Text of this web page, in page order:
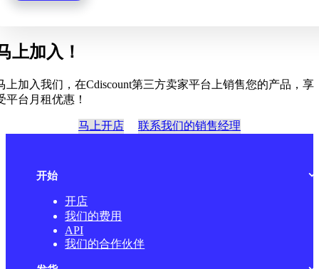
上加入！
上加入我们，在Cdiscount第三方卖家平台上销售您的产品，享
平台月租优惠！
马上开店 联系我们的销售经理
开始
开店
我们的费用
API
我们的合作伙伴